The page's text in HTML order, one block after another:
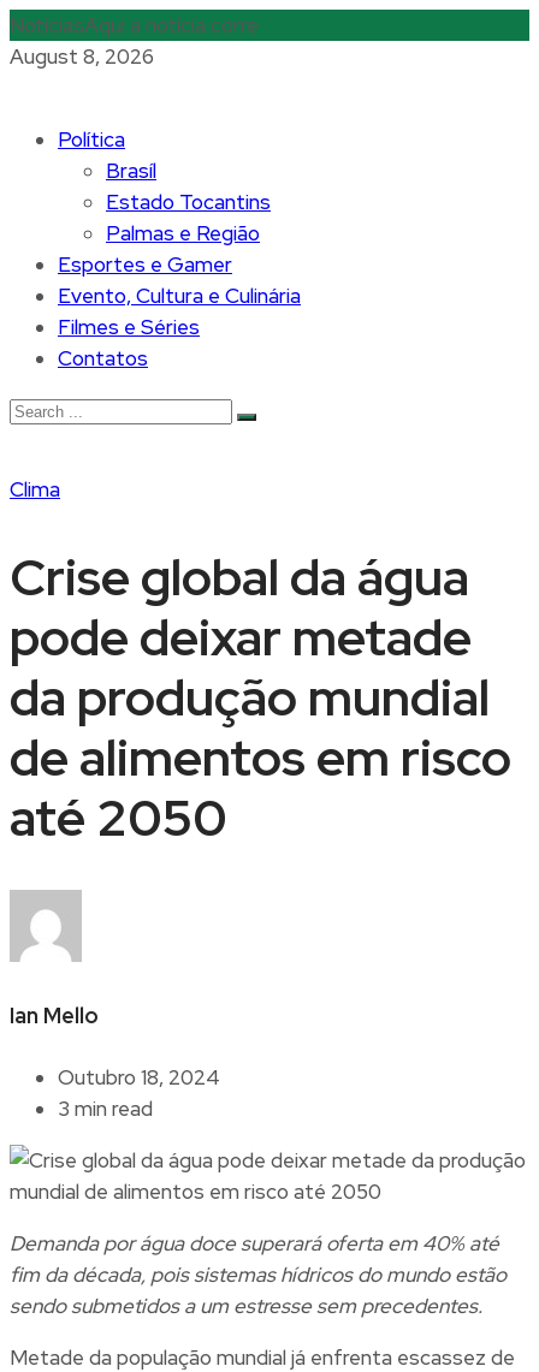
NotíciasAqui a notícia corre
August 8, 2026
Política
Brasíl
Estado Tocantins
Palmas e Região
Esportes e Gamer
Evento, Cultura e Culinária
Filmes e Séries
Contatos
Clima
Crise global da água
pode deixar metade
da produção mundial
de alimentos em risco
até 2050
Ian Mello
Outubro 18, 2024
3 min read
Demanda por água doce superará oferta em 40% até
fim da década, pois sistemas hídricos do mundo estão
sendo submetidos a um estresse sem precedentes.
Metade da população mundial já enfrenta escassez de